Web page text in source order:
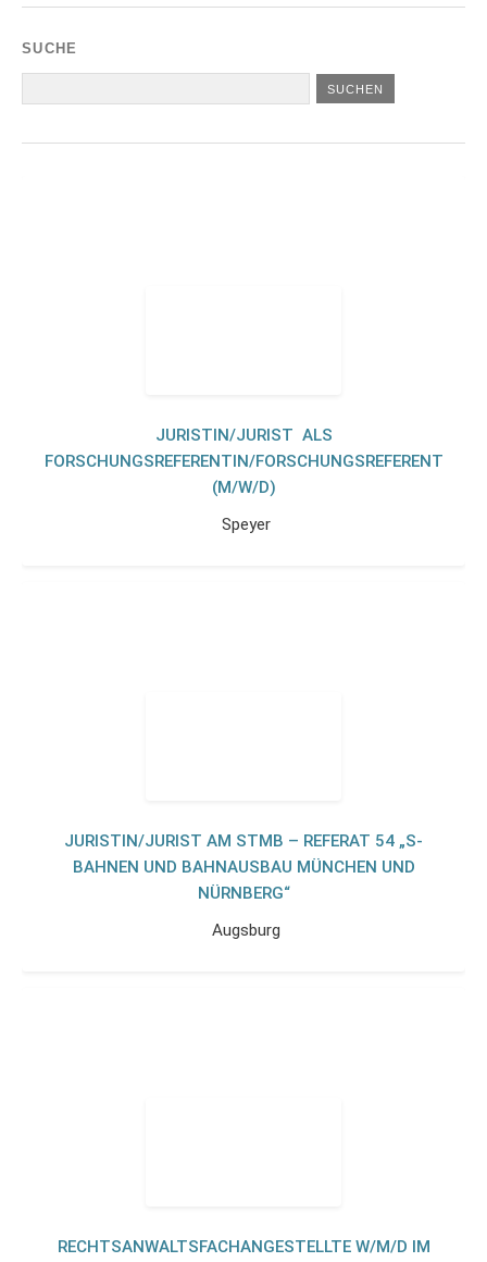
SUCHE
JURISTIN/JURIST ALS
FORSCHUNGSREFERENTIN/FORSCHUNGSREFERENT
(M/W/D)
Speyer
JURISTIN/JURIST AM STMB – REFERAT 54 „S-
BAHNEN UND BAHNAUSBAU MÜNCHEN UND
NÜRNBERG“
Augsburg
RECHTSANWALTSFACHANGESTELLTE W/M/D IM